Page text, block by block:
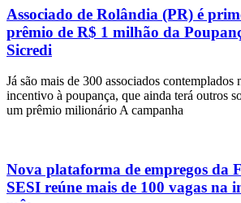
Associado de Rolândia (PR) é
prêmio de R$ 1 milhão da
Sicredi
Já são mais de 300 associados contemplados
incentivo à poupança, que ainda terá outros
um prêmio milionário A campanha
Nova plataforma de empregos da
SESI reúne mais de 100 vagas na